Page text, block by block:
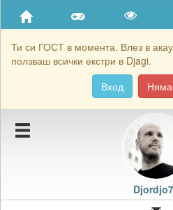
Ти си ГОСТ в момента. Влез в
ползваш всички екстри в Djagi.
Вход
Приятели
Хронология на игри
Подаръците на Djordjo78
Картичките на Djordjo78